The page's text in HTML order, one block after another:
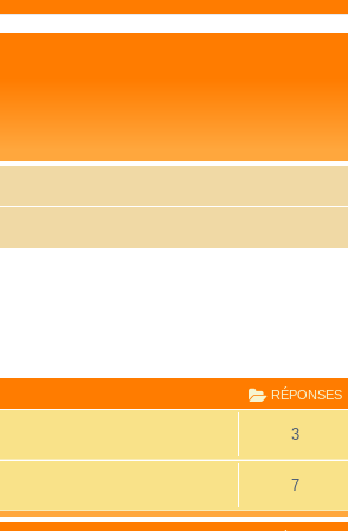
RÉPONSES
3
7